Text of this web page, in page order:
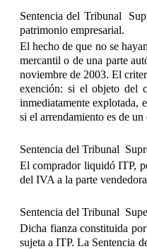
Sentencia del Tribunal
patrimonio empresarial.
El hecho de que no se
mercantil o de una parte
noviembre de 2003. El
exención: si el objeto del
inmediatamente explotada,
si el arrendamiento es de
Sentencia del Tribunal
El comprador liquidó ITP,
del IVA a la parte
Sentencia del Tribunal
Dicha fianza constituida
sujeta a ITP. La Sentencia